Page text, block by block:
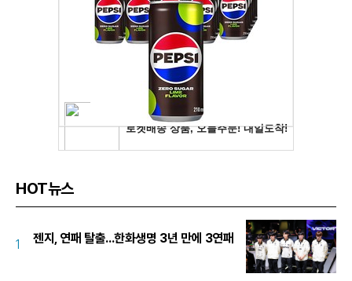
HOT뉴스
1 젠지, 연패 탈출...한화생명 3년 만에 3연패